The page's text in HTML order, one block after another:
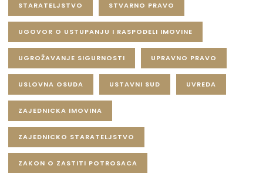
STARATELJSTVO STVARNO PRAVO
UGOVOR O USTUPANJU I RASPODELI IMOVINE
UGROŽAVANJE SIGURNOSTI UPRAVNO PRAVO
USLOVNA OSUDA USTAVNI SUD UVREDA
ZAJEDNICKA IMOVINA
ZAJEDNICKO STARATELJSTVO
ZAKON O ZASTITI POTROSACA